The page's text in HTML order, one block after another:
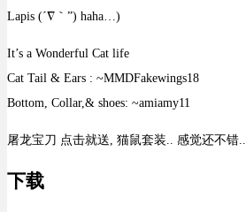
Lapis (´∇｀”) haha…)
It’s a Wonderful Cat life
Cat Tail & Ears : ~MMDFakewings18
Bottom, Collar,& shoes: ~amiamy11
屠龙宝刀 点击就送, 猫鼠套装.. 感觉还不错..
下载